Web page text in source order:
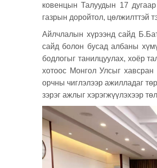
ковенцын Талуудын 17
газрын доройтол, цөлжилттэй
Айлчлалын хүрээнд сайд
сайд болон бусад албаны
бодлогыг танилцуулах, хоёр
хотоос Монгол Улсыг
орчны чиглэлээр ажилладаг
зэрэг ажлыг хэрэгжүүлэхээр